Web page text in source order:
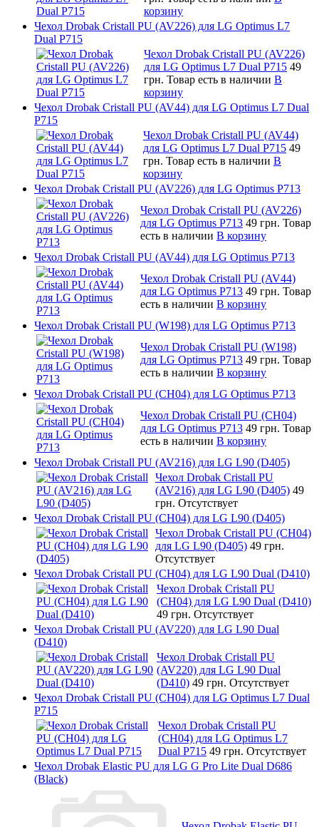
корзину
Чехол Drobak Cristall PU (AV226) для LG Optimus L7
Dual P715
Чехол Drobak Cristall PU (AV226)
для LG Optimus L7 Dual P715 49
грн. Товар есть в наличии В
корзину
Чехол Drobak Cristall PU (AV44) для LG Optimus L7 Dual
P715
Чехол Drobak Cristall PU (AV44)
для LG Optimus L7 Dual P715 49
грн. Товар есть в наличии В
корзину
Чехол Drobak Cristall PU (AV226) для LG Optimus P713
Чехол Drobak Cristall PU (AV226)
для LG Optimus P713 49 грн. Товар
есть в наличии В корзину
Чехол Drobak Cristall PU (AV44) для LG Optimus P713
Чехол Drobak Cristall PU (AV44)
для LG Optimus P713 49 грн. Товар
есть в наличии В корзину
Чехол Drobak Cristall PU (W198) для LG Optimus P713
Чехол Drobak Cristall PU (W198)
для LG Optimus P713 49 грн. Товар
есть в наличии В корзину
Чехол Drobak Cristall PU (CH04) для LG Optimus P713
Чехол Drobak Cristall PU (CH04)
для LG Optimus P713 49 грн. Товар
есть в наличии В корзину
Чехол Drobak Cristall PU (AV216) для LG L90 (D405)
Чехол Drobak Cristall PU
(AV216) для LG L90 (D405) 49
грн. Отсутствует
Чехол Drobak Cristall PU (CH04) для LG L90 (D405)
Чехол Drobak Cristall PU (CH04)
для LG L90 (D405) 49 грн.
Отсутствует
Чехол Drobak Cristall PU (CH04) для LG L90 Dual (D410)
Чехол Drobak Cristall PU
(CH04) для LG L90 Dual (D410)
49 грн. Отсутствует
Чехол Drobak Cristall PU (AV220) для LG L90 Dual
(D410)
Чехол Drobak Cristall PU
(AV220) для LG L90 Dual
(D410) 49 грн. Отсутствует
Чехол Drobak Cristall PU (CH04) для LG Optimus L7 Dual
P715
Чехол Drobak Cristall PU
(CH04) для LG Optimus L7
Dual P715 49 грн. Отсутствует
Чехол Drobak Elastic PU для LG G Pro Lite Dual D686
(Black)